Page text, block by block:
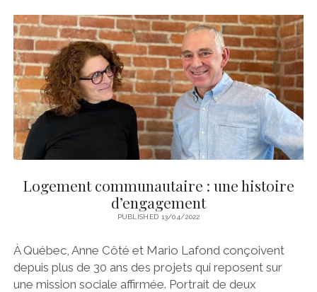
Logement communautaire : une histoire
d’engagement
PUBLISHED 13/04/2022
À Québec, Anne Côté et Mario Lafond conçoivent
depuis plus de 30 ans des projets qui reposent sur
une mission sociale affirmée. Portrait de deux